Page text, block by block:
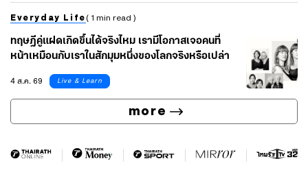
Everyday Life ( 1 min read )
ทฤษฎีคู่แฝดเกิดขึ้นได้จริงไหม เรามีโอกาสเจอคนที่
หน้าเหมือนกับเราในสักมุมหนึ่งของโลกจริงหรือเปล่า
4 ส.ค. 69
Live & Learn
more